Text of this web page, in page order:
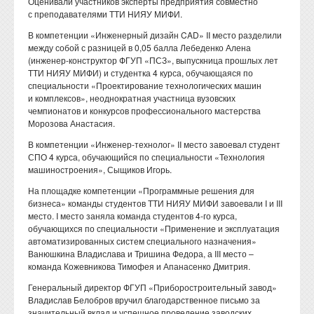
с преподавателями ТТИ НИЯУ МИФИ.
В компетенции «Инженерный дизайн CAD» II место разделили
между собой с разницей в 0,05 балла Лебеденко Алена
(инженер-конструктор ФГУП «ПСЗ», выпускница прошлых лет
ТТИ НИЯУ МИФИ) и студентка 4 курса, обучающаяся по
специальности «Проектирование технологических машин
и комплексов», неоднократная участница вузовских
чемпионатов и конкурсов профессионального мастерства
Морозова Анастасия.
В компетенции «Инженер-технолог» II место завоевал студент
СПО 4 курса, обучающийся по специальности «Технология
машиностроения», Сыщиков Игорь.
На площадке компетенции «Программные решения для
бизнеса» команды студентов ТТИ НИЯУ МИФИ завоевали I и III
место. I место заняла команда студентов 4-го курса,
обучающихся по специальности «Применение и эксплуатация
автоматизированных систем специального назначения»
Ванюшкина Владислава и Тришина Федора, а III место –
команда Кожевникова Тимофея и Апанасенко Дмитрия.
Генеральный директор ФГУП «Приборостроительный завод»
Владислав Белобров вручил благодарственное письмо за